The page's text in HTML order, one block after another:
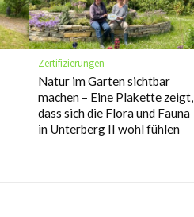
Zertifizierungen
Natur im Garten sichtbar
machen – Eine Plakette zeigt,
dass sich die Flora und Fauna
in Unterberg II wohl fühlen